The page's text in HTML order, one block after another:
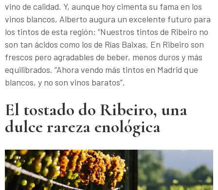
vino de calidad. Y, aunque hoy cimenta su fama en los
vinos blancos, Alberto augura un excelente futuro para
los tintos de esta región: “Nuestros tintos de Ribeiro no
son tan ácidos como los de Rías Baixas. En Ribeiro son
frescos pero agradables de beber, menos duros y más
equilibrados. “Ahora vendo más tintos en Madrid que
blancos, y no son vinos baratos”.
El tostado do Ribeiro, una
dulce rareza enológica